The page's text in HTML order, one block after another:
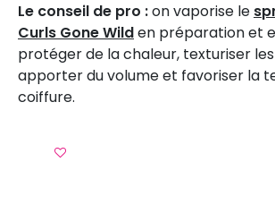
Le conseil de pro :on vaporise le
Curls Gone Wilden préparation et
protéger de la chaleur, texturiser
apporter du volume et favoriser la
coiffure.